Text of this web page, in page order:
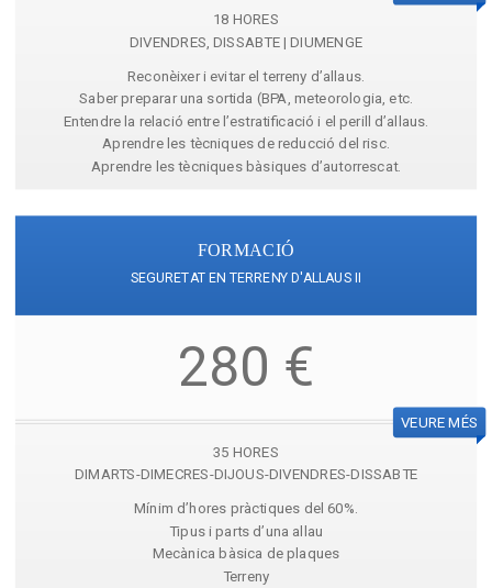
18 HORES
DIVENDRES, DISSABTE | DIUMENGE
Reconèixer i evitar el terreny d’allaus.
Saber preparar una sortida (BPA, meteorologia, etc.
Entendre la relació entre l’estratificació i el perill d’allaus.
Aprendre les tècniques de reducció del risc.
Aprendre les tècniques bàsiques d’autorrescat.
FORMACIÓ
SEGURETAT EN TERRENY D'ALLAUS II
280 €
VEURE MÉS
35 HORES
DIMARTS-DIMECRES-DIJOUS-DIVENDRES-DISSABTE
Mínim d’hores pràctiques del 60%.
Tipus i parts d’una allau
Mecànica bàsica de plaques
Terreny